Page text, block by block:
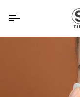
directamente